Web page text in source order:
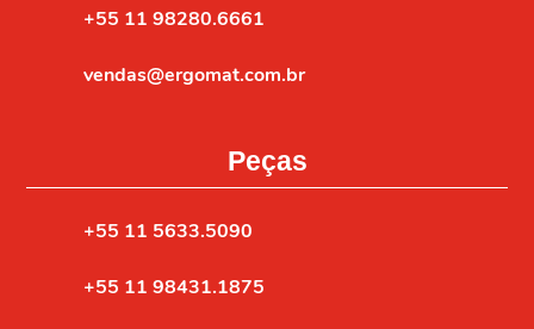
+55 11 98280.6661
vendas@ergomat.com.br
Peças
+55 11 5633.5090
+55 11 98431.1875